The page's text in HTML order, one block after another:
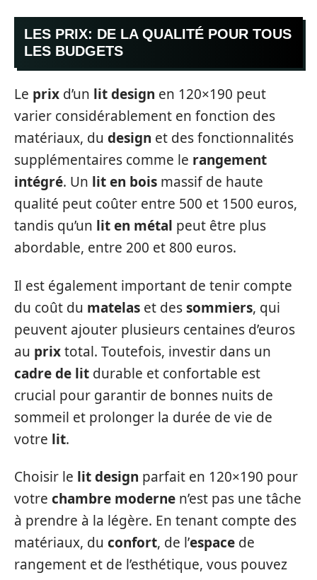
LES PRIX: DE LA QUALITÉ POUR TOUS
LES BUDGETS
Le prix d’un lit design en 120×190 peut
varier considérablement en fonction des
matériaux, du design et des fonctionnalités
supplémentaires comme le rangement
intégré. Un lit en bois massif de haute
qualité peut coûter entre 500 et 1500 euros,
tandis qu’un lit en métal peut être plus
abordable, entre 200 et 800 euros.
Il est également important de tenir compte
du coût du matelas et dessommiers, qui
peuvent ajouter plusieurs centaines d’euros
au prixtotal. Toutefois, investir dans un
cadre de lit durable et confortable est
crucial pour garantir de bonnes nuits de
sommeil et prolonger la durée de vie de
votre lit.
Choisir le lit design parfait en 120×190 pour
votre chambre moderne n’est pas une tâche
à prendre à la légère. En tenant compte des
matériaux, du confort, de l’espace de
rangement et de l’esthétique, vous pouvez